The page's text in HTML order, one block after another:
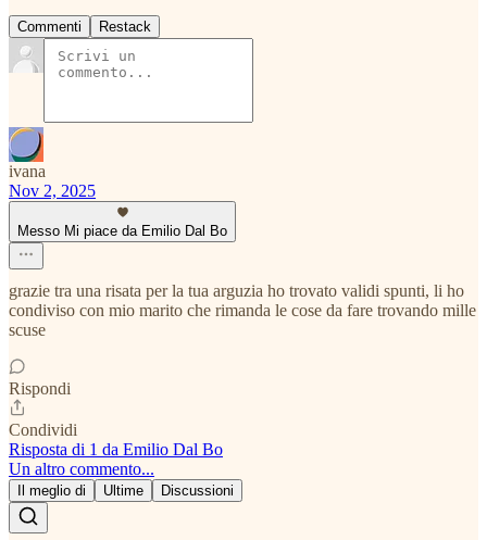
Commenti Restack
ivana
Nov 2, 2025
Messo Mi piace da Emilio Dal Bo
grazie tra una risata per la tua arguzia ho trovato validi spunti, li ho
condiviso con mio marito che rimanda le cose da fare trovando mille
scuse
Rispondi
Condividi
Risposta di 1 da Emilio Dal Bo
Un altro commento...
Il meglio di Ultime Discussioni